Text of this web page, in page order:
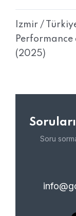
Izmir /
(2025)
Soru